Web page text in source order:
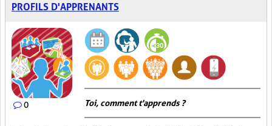
PROFILS D'APPRENANTS
0 Toi, comment t'apprends ?